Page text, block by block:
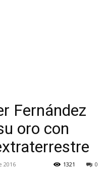
Fernández
oro con
2016 0
1321